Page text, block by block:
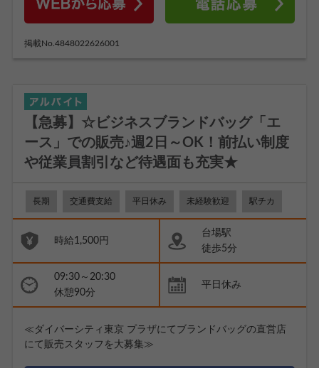
掲載No.4848022626001
【急募】☆ビジネスブランドバッグ「エ
ース」での販売♪週2日～OK！前払い制度
や従業員割引など待遇面も充実★
長期 交通費支給 平日休み 未経験歓迎 駅チカ
時給1,500円
台場駅
徒歩5分
09:30～20:30
休憩90分
平日休み
≪ダイバーシティ東京 プラザにてブランドバッグの直営店
にて販売スタッフを大募集≫